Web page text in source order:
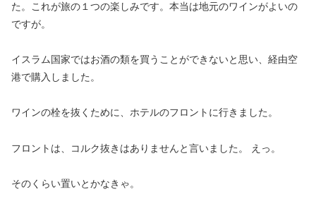
た。これが旅の１つの楽しみです。本当は地元のワインがよいの
ですが。
イスラム国家ではお酒の類を買うことができないと思い、経由空
港で購入しました。
ワインの栓を抜くために、ホテルのフロントに行きました。
フロントは、コルク抜きはありませんと言いました。 えっ。
そのくらい置いとかなきゃ。